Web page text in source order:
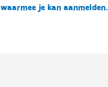
waarmee je kan aanmelden.